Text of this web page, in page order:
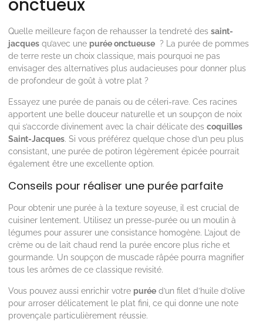
onctueux
Quelle meilleure façon de rehausser la tendreté des saint-
jacques qu’avec une purée onctueuse ? La purée de pommes
de terre reste un choix classique, mais pourquoi ne pas
envisager des alternatives plus audacieuses pour donner plus
de profondeur de goût à votre plat ?
Essayez une purée de panais ou de céleri-rave. Ces racines
apportent une belle douceur naturelle et un soupçon de noix
qui s’accorde divinement avec la chair délicate des coquilles
Saint-Jacques. Si vous préférez quelque chose d’un peu plus
consistant, une purée de potiron légèrement épicée pourrait
également être une excellente option.
Conseils pour réaliser une purée parfaite
Pour obtenir une purée à la texture soyeuse, il est crucial de
cuisiner lentement. Utilisez un presse-purée ou un moulin à
légumes pour assurer une consistance homogène. L’ajout de
crème ou de lait chaud rend la purée encore plus riche et
gourmande. Un soupçon de muscade râpée pourra magnifier
tous les arômes de ce classique revisité.
Vous pouvez aussi enrichir votre purée d’un filet d’huile d’olive
pour arroser délicatement le plat fini, ce qui donne une note
provençale particulièrement réussie.